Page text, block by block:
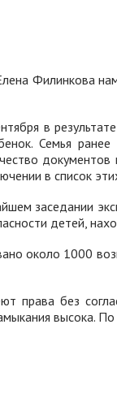
Филинкова
в
Семья
в список
заседании
детей,
около 1000
без